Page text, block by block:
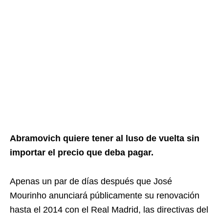
Abramovich quiere tener al luso de vuelta sin
importar el precio que deba pagar.
Apenas un par de días después que José
Mourinho anunciará públicamente su renovación
hasta el 2014 con el Real Madrid, las directivas del